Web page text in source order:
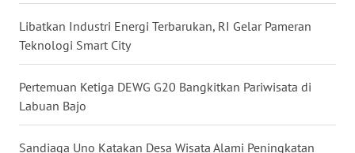
Libatkan Industri Energi Terbarukan, RI Gelar Pameran
Teknologi Smart City
Pertemuan Ketiga DEWG G20 Bangkitkan Pariwisata di
Labuan Bajo
Sandiaga Uno Katakan Desa Wisata Alami Peningkatan
BANTEN
NTT
KEPRI